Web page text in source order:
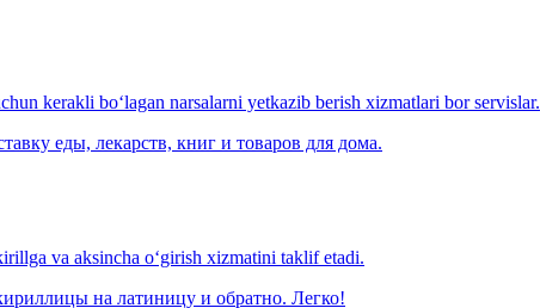
kerakli bo‘lagan narsalarni yetkazib berish xizmatlari bor servislar.
еды, лекарств, книг и товаров для дома.
va aksincha o‘girish xizmatini taklif etadi.
на латиницу и обратно. Легко!